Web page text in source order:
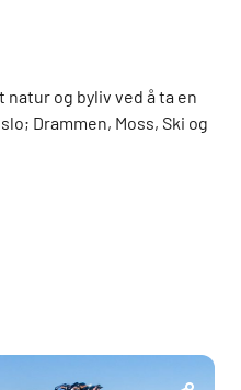
natur og byliv ved å ta en
Drammen, Moss, Ski og